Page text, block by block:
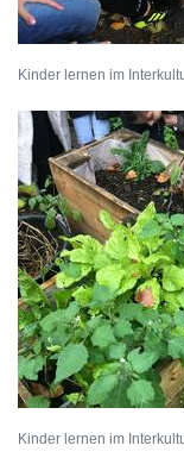
Kinder lernen im
Kinder lernen im